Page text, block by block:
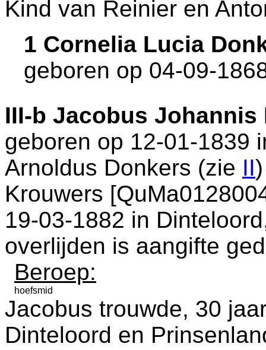
Kind van Reinier en
1 Cornelia Lucia
geboren op 04-09-
III-b Jacobus Johannis
geboren op 12-01-1839
Arnoldus Donkers (zie II
Krouwers
19-03-1882 in Dinteloord
overlijden is aangifte
Beroep:
hoefsmid
Jacobus trouwde, 30
Dinteloord en